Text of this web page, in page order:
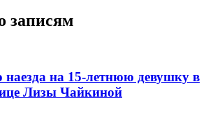
записям
наезда на 15-летнюю девушку в
Лизы Чайкиной